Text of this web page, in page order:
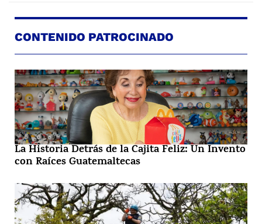
CONTENIDO PATROCINADO
La Historia Detrás de la Cajita Feliz: Un Invento
con Raíces Guatemaltecas